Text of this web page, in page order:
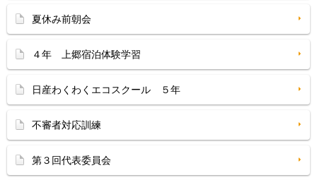
夏休み前朝会
４年 上郷宿泊体験学習
日産わくわくエコスクール ５年
不審者対応訓練
第３回代表委員会